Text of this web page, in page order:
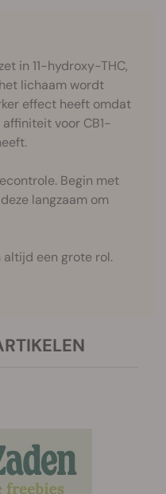
in 11-hydroxy-THC,
lichaam wordt
effect heeft omdat
voor CB1-
Begin met
langzaam om
een grote rol.